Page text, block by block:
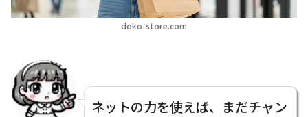
doko-store.com
ネットの力を使えば、まだチャン